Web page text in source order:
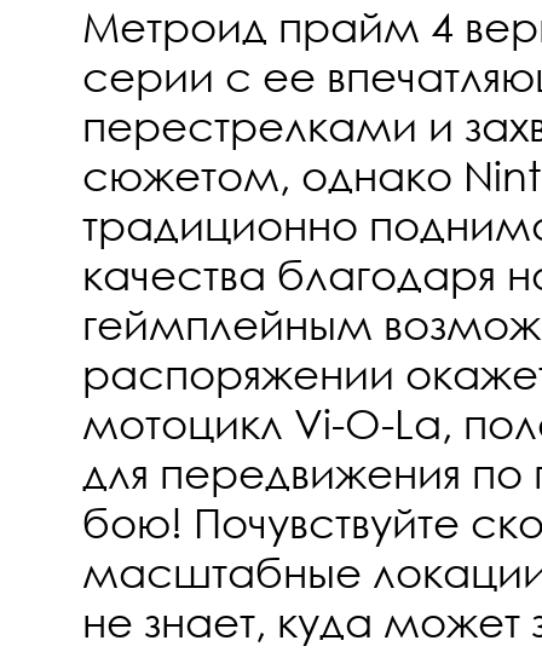
Метроид прайм 4
серии с ее
перестрелками и
сюжетом, однако
традиционно
качества благодаря
геймплейным
распоряжении
мотоцикл Vi-O-La,
для передвижения по
бою! Почувствуйте
масштабные
не знает, куда может